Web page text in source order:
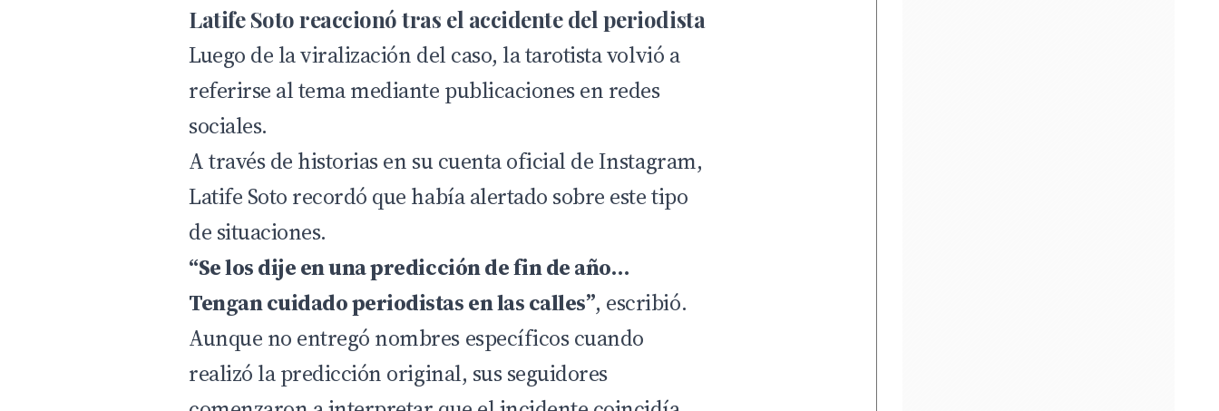
Latife Soto reaccionó tras el accidente del periodista
Luego de la viralización del caso, la tarotista volvió a
referirse al tema mediante publicaciones en redes
sociales.
A través de historias en su cuenta oficial deInstagram,
Latife Soto recordó que había alertado sobre este tipo
de situaciones.
“Se los dije en una predicción de fin de año…
Tengan cuidado periodistas en las calles”, escribió.
Aunque no entregó nombres específicos cuando
realizó la predicción original, sus seguidores